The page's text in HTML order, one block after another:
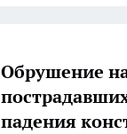
Обрушение
падения